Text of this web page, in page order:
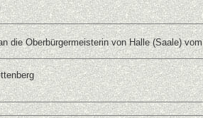
die Oberbürgermeisterin von Halle (Saale) vom